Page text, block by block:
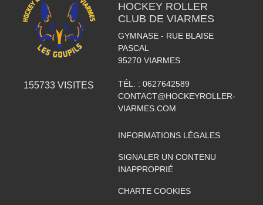
155733 VISITES
HOCKEY ROLLER
CLUB DE VIARMES
GYMNASE - RUE BLAISE
PASCAL
95270 VIARMES
TÉL. : 0627642589
CONTACT@HOCKEYROLLER-
VIARMES.COM
INFORMATIONS LÉGALES
SIGNALER UN CONTENU
INAPPROPRIÉ
CHARTE COOKIES